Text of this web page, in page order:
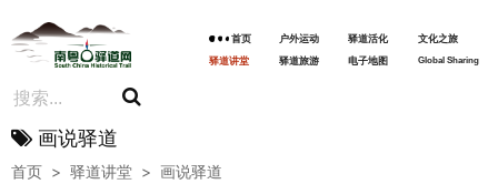
首页 户外运动 驿道活化
文化之旅
驿道讲堂
驿道旅游 电子地图 Global Sharing
画说驿道
首页 > 驿道讲堂 > 画说驿道